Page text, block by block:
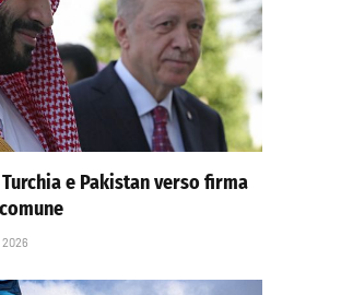
e Pakistan verso firma
2026